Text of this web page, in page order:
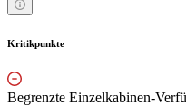
Kritikpunkte
Begrenzte Einzelkabinen-